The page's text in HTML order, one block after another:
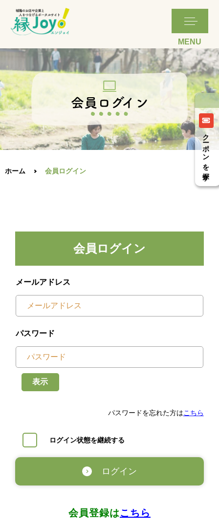
クーポンを探す
ホーム 会員ログイン
会員ログイン
メールアドレス
パスワード
表示
パスワードを忘れた方はこちら
ログイン状態を継続する
ログイン
会員登録はこちら